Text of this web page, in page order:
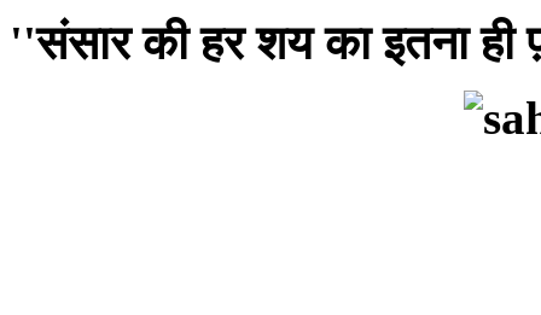
''संसार की हर शय का इतना ही